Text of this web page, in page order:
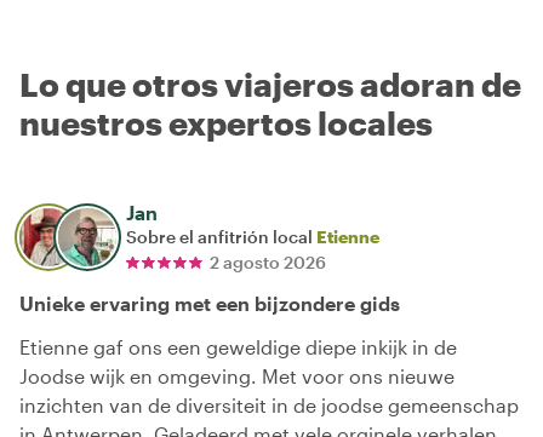
Lo que otros viajeros adoran de
nuestros expertos locales
Jan
Sobre el anfitrión local Etienne
2 agosto 2026
Unieke ervaring met een bijzondere gids
Etienne gaf ons een geweldige diepe inkijk in de
Joodse wijk en omgeving. Met voor ons nieuwe
inzichten van de diversiteit in de joodse gemeenschap